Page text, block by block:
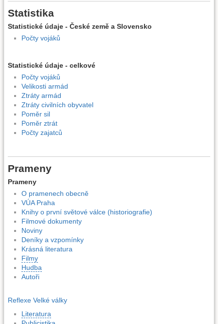
Statistika
Statistické údaje - České země a Slovensko
Počty vojáků
Statistické údaje - celkové
Počty vojáků
Velikosti armád
Ztráty armád
Ztráty civilních obyvatel
Poměr sil
Poměr ztrát
Počty zajatců
Prameny
Prameny
O pramenech obecně
VÚA Praha
Knihy o první světové válce (historiografie)
Filmové dokumenty
Noviny
Deníky a vzpomínky
Krásná literatura
Filmy
Hudba
Autoři
Reflexe Velké války
Literatura